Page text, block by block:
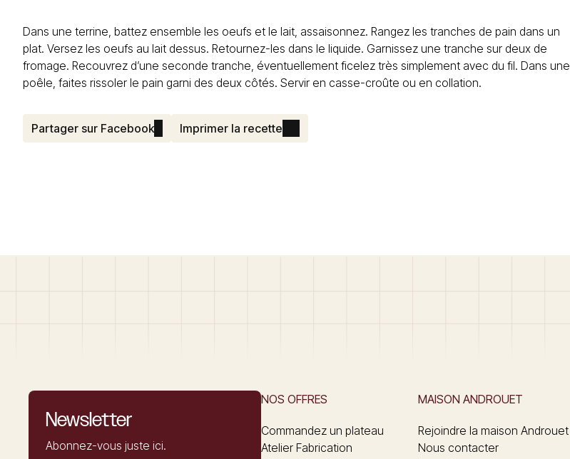
Dans une terrine, battez ensemble les oeufs et le lait, assaisonnez. Rangez les tranches de pain dans un
plat. Versez les oeufs au lait dessus. Retournez-les dans le liquide. Garnissez une tranche sur deux de
fromage. Recouvrez d’une seconde tranche, éventuellement ficelez très simplement avec du fil. Dans une
poêle, faites rissoler le pain garni des deux côtés. Servir en casse-croûte ou en collation.
Partager sur Facebook Imprimer la recette
Newsletter
Abonnez-vous juste ici.
NOS OFFRES
Commandez un plateau
Atelier Fabrication
MAISON ANDROUET
Rejoindre la maison Androuet
Nous contacter